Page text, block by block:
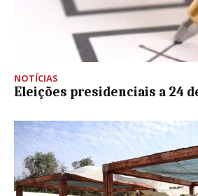
NOTÍCIAS
Eleições presidenciais a 24